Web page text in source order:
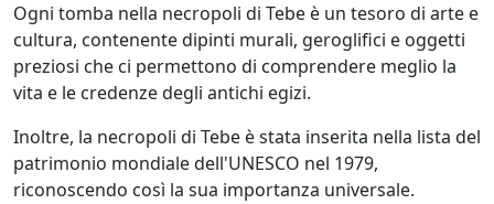
Ogni tomba nella necropoli di Tebe è un tesoro di arte e
cultura, contenente dipinti murali, geroglifici e oggetti
preziosi che ci permettono di comprendere meglio la
vita e le credenze degli antichi egizi.
Inoltre, la necropoli di Tebe è stata inserita nella lista del
patrimonio mondiale dell'UNESCO nel 1979,
riconoscendo così la sua importanza universale.